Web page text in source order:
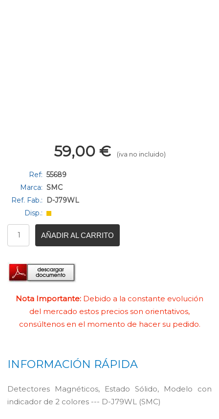
59,00 € (iva no incluido)
Ref: 55689
Marca: SMC
Ref. Fab.:
D-J79WL
Disp.:
AÑADIR AL CARRITO
Nota Importante: Debido a la constante evolución
del mercado estos precios son orientativos,
consúltenos en el momento de hacer su pedido.
INFORMACIÓN RÁPIDA
Detectores Magnéticos, Estado Sólido, Modelo con
indicador de 2 colores --- D-J79WL (SMC)